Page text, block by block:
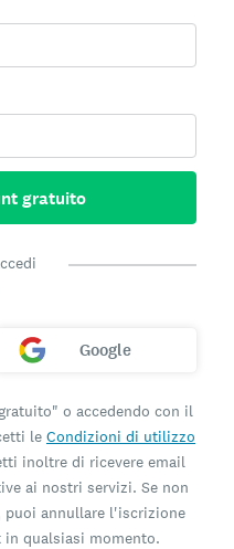
gratuito
Google
o accedendo con il
le Condizioni di utilizzo
inoltre di ricevere email
ai nostri servizi. Se non
puoi annullare l'iscrizione
qualsiasi momento.